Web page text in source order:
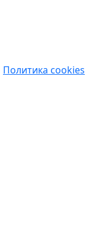
Политика cookies